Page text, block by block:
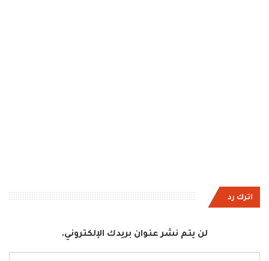
اترك رد
لن يتم نشر عنوان بريدك الإلكتروني.